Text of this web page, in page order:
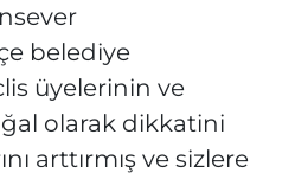
belediye
üyelerinin ve
olarak dikkatini
arttırmış ve sizlere